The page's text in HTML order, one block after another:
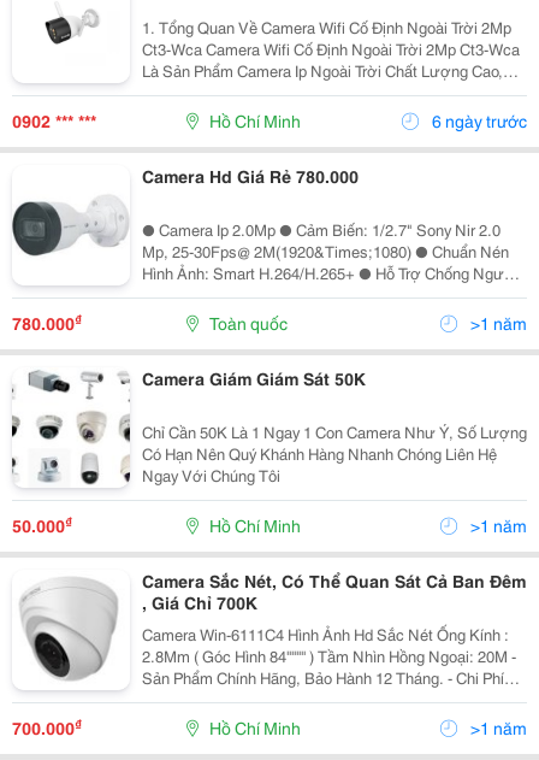
1. Tổng Quan Về Camera Wifi Cố Định Ngoài Trời 2Mp
Ct3-Wca Camera Wifi Cố Định Ngoài Trời 2Mp Ct3-Wca
Là Sản Phẩm Camera Ip Ngoài Trời Chất Lượng Cao,
Được Thiết Kế Để Giám Sát Khu Vực Ngoài Trời Với
Hình Ảnh Chuẩn Full Hd 1080P, Đàm Thoại Hai...
0902 *** *** Hồ Chí Minh 6 ngày trước
Camera Hd Giá Rẻ 780.000
● Camera Ip 2.0Mp ● Cảm Biến: 1/2.7" Sony Nir 2.0
Mp, 25-30Fps@ 2M(1920&Times;1080) ● Chuẩn Nén
Hình Ảnh: Smart H.264/H.265+ ● Hỗ Trợ Chống Ngược
Sáng Dwdr ● Ống Kính: 3.6Mm (Góc Nhìn 87&Deg;) ●
Tầm Xa Hồng Ngoại: 30M ● Chuẩn Chống Bụi Và Nước
780.000₫ Toàn quốc >1 năm
Camera Giám Giám Sát 50K
Chỉ Cần 50K Là 1 Ngay 1 Con Camera Như Ý, Số Lượng
Có Hạn Nên Quý Khánh Hàng Nhanh Chóng Liên Hệ
Ngay Với Chúng Tôi
50.000₫ Hồ Chí Minh >1 năm
Camera Sắc Nét, Có Thể Quan Sát Cả Ban Đêm
, Giá Chỉ 700K
Camera Win-6111C4 Hình Ảnh Hd Sắc Nét Ống Kính :
2.8Mm ( Góc Hình 84'''''''' ) Tầm Nhìn Hồng Ngoại: 20M -
Sản Phẩm Chính Hãng, Bảo Hành 12 Tháng. - Chi Phí
Lắp Đặt Miễn Phí Cho 1 Hệ Thống 4 Camera. - Tặng
Thêm 1 Tên Miền Trị Giá 300.000Đ Sử...
700.000₫ Hồ Chí Minh >1 năm